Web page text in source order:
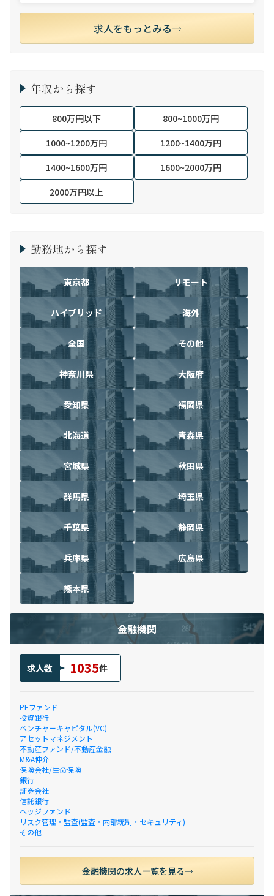
求人をもっとみる
年収から探す
800万円以下
800~1000万円
1000~1200万円
1200~1400万円
1400~1600万円
1600~2000万円
2000万円以上
勤務地から探す
東京都 リモート
ハイブリッド 海外
全国 その他
神奈川県 大阪府
愛知県 福岡県
北海道 青森県
宮城県 秋田県
群馬県 埼玉県
千葉県 静岡県
兵庫県 広島県
熊本県
金融機関
求人数 1035件
PEファンド
投資銀行
ベンチャーキャピタル(VC)
アセットマネジメント
不動産ファンド/不動産金融
M&A仲介
保険会社/生命保険
銀行
証券会社
信託銀行
ヘッジファンド
リスク管理・監査(監査・内部統制・セキュリティ)
その他
金融機関の求人一覧を見る